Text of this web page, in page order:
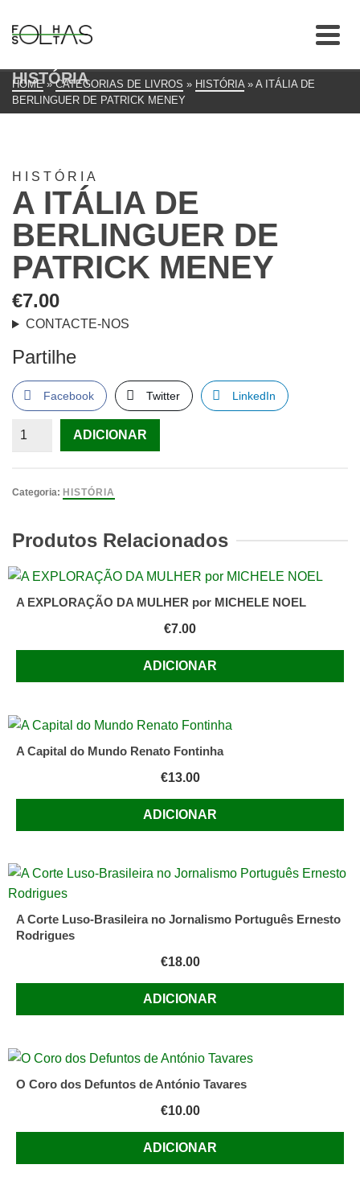
HISTÓRIA
HOME » CATEGORIAS DE LIVROS » HISTÓRIA » A ITÁLIA DE
BERLINGUER DE PATRICK MENEY
HISTÓRIA
A ITÁLIA DE
BERLINGUER DE
PATRICK MENEY
€7.00
CONTACTE-NOS
Partilhe
Facebook Twitter LinkedIn
Quantidade
Itália
De
Patrick
ADICIONAR
Categoria: HISTÓRIA
Produtos Relacionados
A EXPLORAÇÃO DA MULHER por MICHELE NOEL
€7.00
ADICIONAR
A Capital do Mundo Renato Fontinha
€13.00
ADICIONAR
A Corte Luso-Brasileira no Jornalismo Português Ernesto
Rodrigues
€18.00
ADICIONAR
O Coro dos Defuntos de António Tavares
€10.00
ADICIONAR